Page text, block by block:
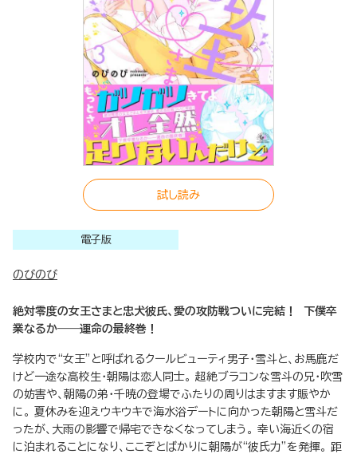
試し読み
電子版
のびのび
絶対零度の女王さまと忠犬彼氏、愛の攻防戦ついに完結！ 下僕卒
業なるか――運命の最終巻！
学校内で“女王”と呼ばれるクールビューティ男子・雪斗と、お馬鹿だ
けど一途な高校生・朝陽は恋人同士。 超絶ブラコンな雪斗の兄・吹雪
の妨害や、朝陽の弟・千暁の登場でふたりの周りはますます賑やか
に。 夏休みを迎えウキウキで海水浴デートに向かった朝陽と雪斗だ
ったが、大雨の影響で帰宅できなくなってしまう。 幸い海近くの宿
に泊まれることになり、ここぞとばかりに朝陽が“彼氏力”を発揮。 距